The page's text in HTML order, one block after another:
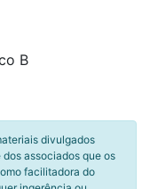
B
divulgados
associados que os
facilitadora do